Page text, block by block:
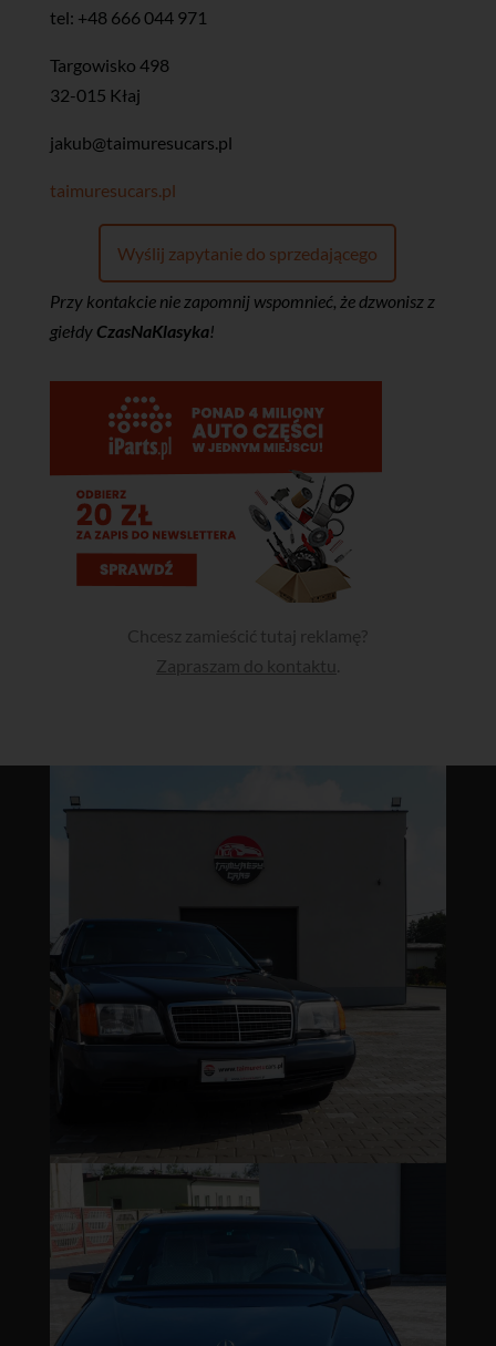
tel: +48 666 044 971
Targowisko 498
32-015 Kłaj
jakub@taimuresucars.pl
taimuresucars.pl
Wyślij zapytanie do sprzedającego
Przy kontakcie nie zapomnij wspomnieć, że dzwonisz z
giełdy CzasNaKlasyka!
Chcesz zamieścić tutaj reklamę?
Zapraszam do kontaktu